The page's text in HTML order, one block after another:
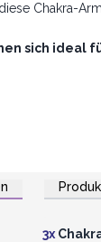
Chakra-
sich ideal
für
3x